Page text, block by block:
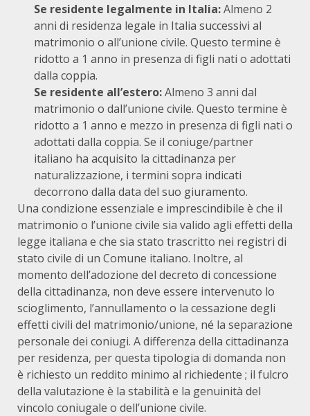
Se residente legalmente in Italia:Almeno 2
anni di residenza legale in Italia successivi al
matrimonio o all’unione civile. Questo termine è
ridotto a 1 anno in presenza di figli nati o adottati
dalla coppia.
Se residente all’estero:Almeno 3 anni dal
matrimonio o dall’unione civile. Questo termine è
ridotto a 1 anno e mezzo in presenza di figli nati o
adottati dalla coppia. Se il coniuge/partner
italiano ha acquisito la cittadinanza per
naturalizzazione, i termini sopra indicati
decorrono dalla data del suo giuramento.
Una condizione essenziale e imprescindibile è che il
matrimonio o l’unione civile sia valido agli effetti della
legge italiana e che sia stato trascritto nei registri di
stato civile di un Comune italiano. Inoltre, al
momento dell’adozione del decreto di concessione
della cittadinanza, non deve essere intervenuto lo
scioglimento, l’annullamento o la cessazione degli
effetti civili del matrimonio/unione, né la separazione
personale dei coniugi. A differenza della cittadinanza
per residenza, per questa tipologia di domanda non
è richiesto un reddito minimo al richiedente ; il fulcro
della valutazione è la stabilità e la genuinità del
vincolo coniugale o dell’unione civile.